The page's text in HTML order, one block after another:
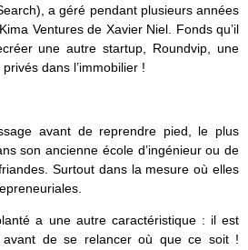
a géré pendant plusieurs années
Ventures de Xavier Niel. Fonds qu’il
une autre startup, Roundvip, une
dans l’immobilier !
avant de reprendre pied, le plus
son ancienne école d’ingénieur ou de
Surtout dans la mesure où elles
a une autre caractéristique : il est
avant de se relancer où que ce soit !